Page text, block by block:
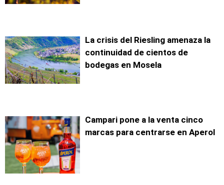
La crisis del Riesling amenaza la
continuidad de cientos de
bodegas en Mosela
Campari pone a la venta cinco
marcas para centrarse en Aperol